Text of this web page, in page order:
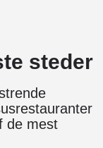
steder
de mest